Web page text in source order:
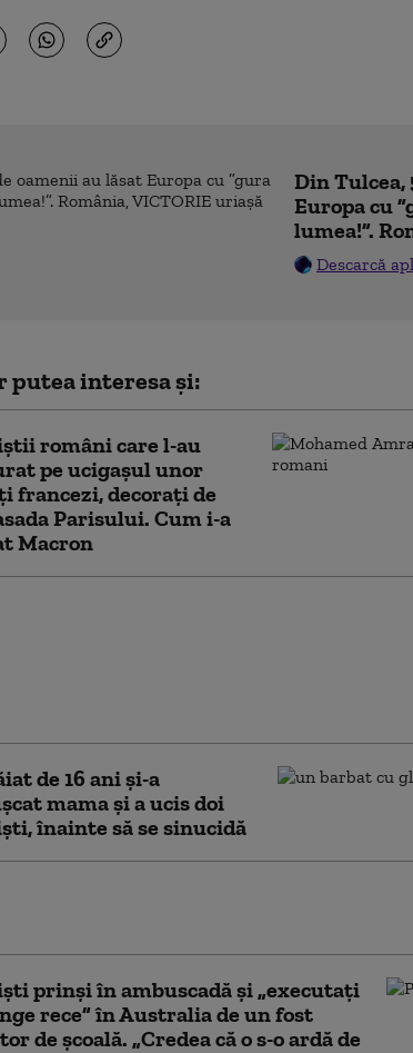
Din Tulcea,
Europa cu
lumea!”.
Descarcă
putea interesa și:
români care l-au
pe ucigașul unor
francezi, decorați de
Parisului. Cum i-a
Macron
de 16 ani și-a
mama și a ucis doi
înainte să se sinucidă
prinși în ambuscadă și „executați
rece” în Australia de un fost
de școală. „Credea că o s-o ardă de